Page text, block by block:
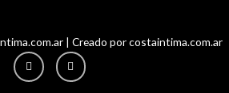
| Creado por costaintima.com.ar
InstagramFacebook-
f